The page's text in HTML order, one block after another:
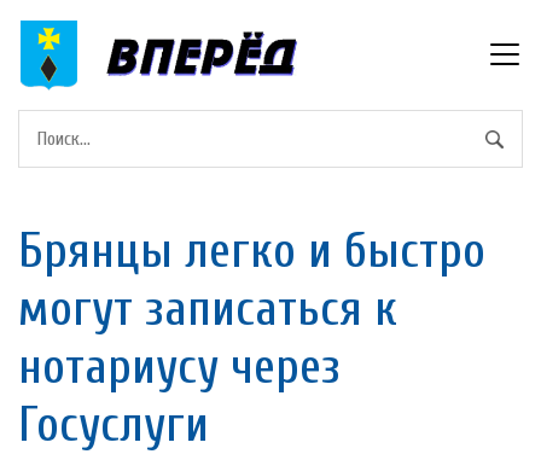
Брянцы легко и быстро
могут записаться к
нотариусу через
Госуслуги